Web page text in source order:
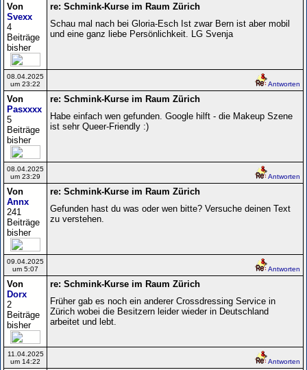
Von
Svexx
4
Beiträge
bisher
re: Schmink-Kurse im Raum Zürich
Schau mal nach bei Gloria-Esch Ist zwar Bern ist aber mobil
und eine ganz liebe Persönlichkeit. LG Svenja
08.04.2025
um 23:22
Antworten
Von
Pasxxxx
5
Beiträge
bisher
re: Schmink-Kurse im Raum Zürich
Habe einfach wen gefunden. Google hilft - die Makeup Szene
ist sehr Queer-Friendly :)
08.04.2025
um 23:29
Antworten
Von
Annx
241
Beiträge
bisher
re: Schmink-Kurse im Raum Zürich
Gefunden hast du was oder wen bitte? Versuche deinen Text
zu verstehen.
09.04.2025
um 5:07
Antworten
Von
Dorx
2
Beiträge
bisher
re: Schmink-Kurse im Raum Zürich
Früher gab es noch ein anderer Crossdressing Service in
Zürich wobei die Besitzern leider wieder in Deutschland
arbeitet und lebt.
11.04.2025
um 14:22
Antworten